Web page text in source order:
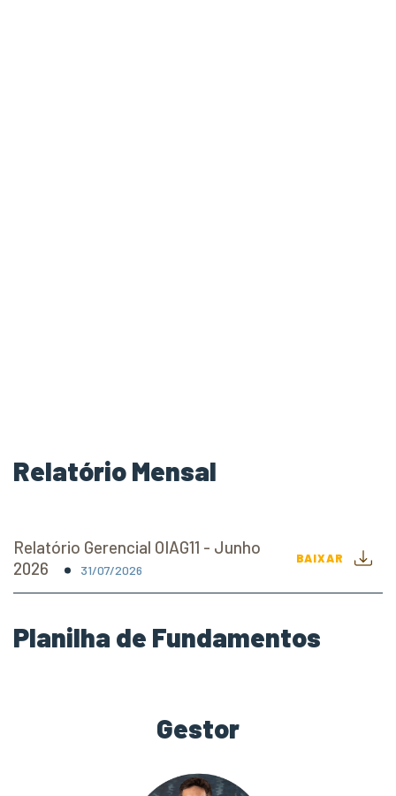
Relatório Mensal
Relatório Gerencial OIAG11 - Junho
2026
31/07/2026
BAIXAR
Planilha de Fundamentos
Gestor